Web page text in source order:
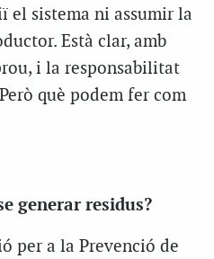
el sistema ni assumir la
Està clar, amb
i la responsabilitat
què podem fer com
generar residus?
per a la Prevenció de